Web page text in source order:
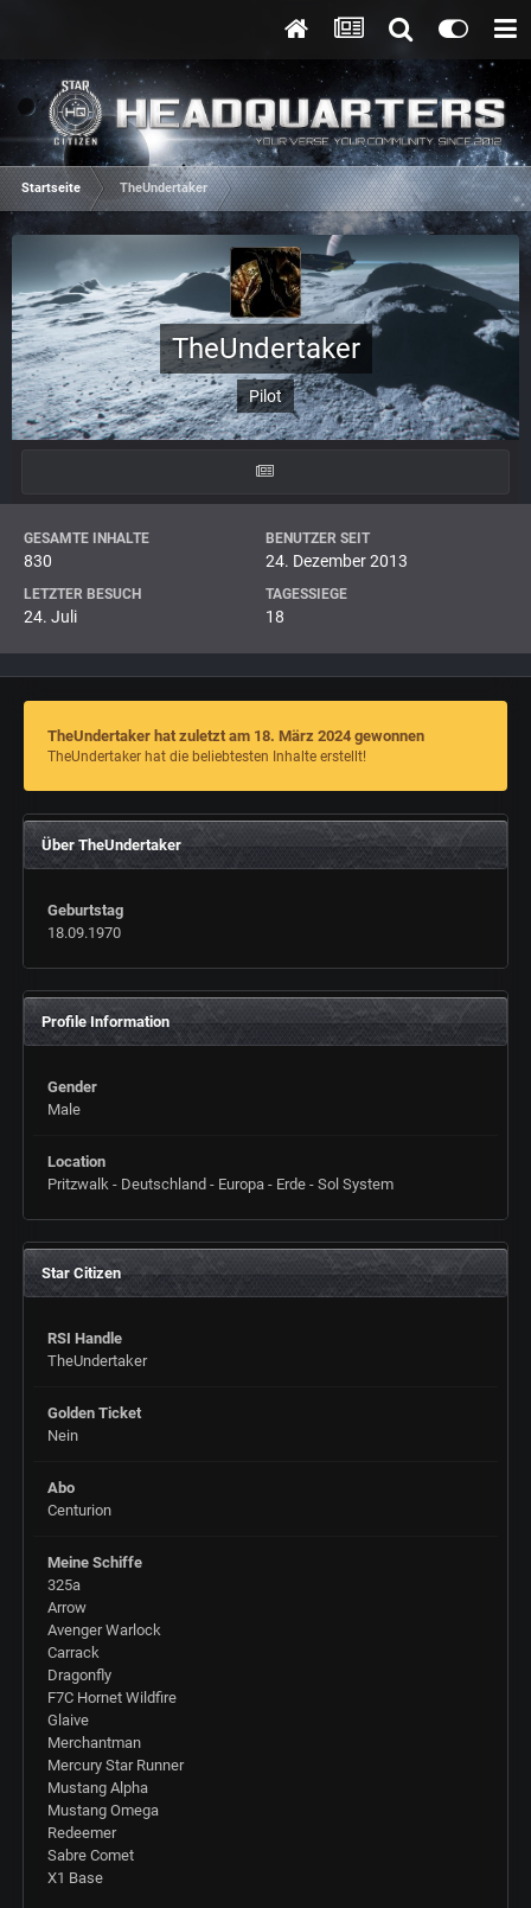
Startseite TheUndertaker
TheUndertaker
Pilot
GESAMTE INHALTE
830
BENUTZER SEIT
24. Dezember 2013
LETZTER BESUCH
24. Juli
TAGESSIEGE
18
TheUndertaker hat zuletzt am 18. März 2024 gewonnen
TheUndertaker hat die beliebtesten Inhalte erstellt!
Über TheUndertaker
Geburtstag
18.09.1970
Profile Information
Gender
Male
Location
Pritzwalk - Deutschland - Europa - Erde - Sol System
Star Citizen
RSI Handle
TheUndertaker
Golden Ticket
Nein
Abo
Centurion
Meine Schiffe
325a
Arrow
Avenger Warlock
Carrack
Dragonfly
F7C Hornet Wildfire
Glaive
Merchantman
Mercury Star Runner
Mustang Alpha
Mustang Omega
Redeemer
Sabre Comet
X1 Base